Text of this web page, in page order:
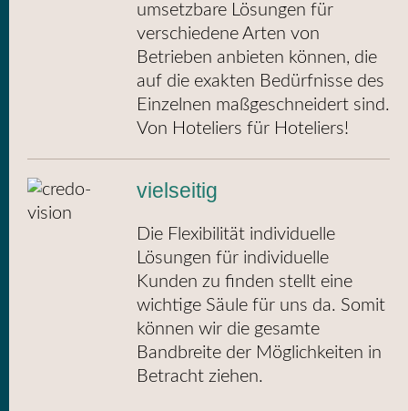
umsetzbare Lösungen für
verschiedene Arten von
Betrieben anbieten können, die
auf die exakten Bedürfnisse des
Einzelnen maßgeschneidert sind.
Von Hoteliers für Hoteliers!
vielseitig
Die Flexibilität individuelle
Lösungen für individuelle
Kunden zu finden stellt eine
wichtige Säule für uns da. Somit
können wir die gesamte
Bandbreite der Möglichkeiten in
Betracht ziehen.